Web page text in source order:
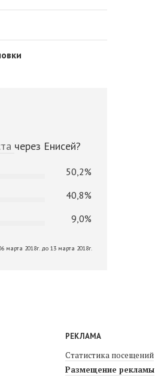
через Енисей?
50,2%
40,8%
9,0%
марта 2018г. до 13 марта 2018г.
РЕКЛАМА
Статистика посещений
Размещение рекламы